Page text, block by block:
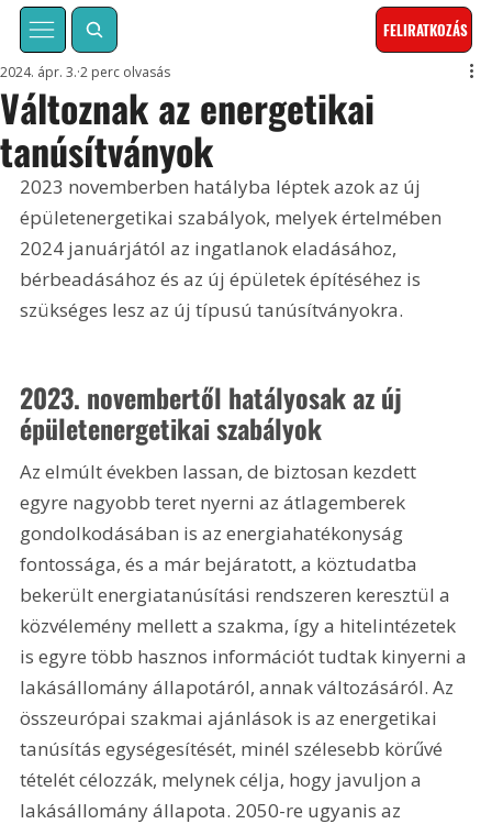
FELIRATKOZÁS
Változnak az energetikai
tanúsítványok
2024. ápr. 3. 2 perc olvasás
2023 novemberben hatályba léptek azok az új
épületenergetikai szabályok, melyek értelmében
2024 januárjától az ingatlanok eladásához,
bérbeadásához és az új épületek építéséhez is
szükséges lesz az új típusú tanúsítványokra.
2023. novembertől hatályosak az új
épületenergetikai szabályok
Az elmúlt években lassan, de biztosan kezdett
egyre nagyobb teret nyerni az átlagemberek
gondolkodásában is az energiahatékonyság
fontossága, és a már bejáratott, a köztudatba
bekerült energiatanúsítási rendszeren keresztül a
közvélemény mellett a szakma, így a hitelintézetek
is egyre több hasznos információt tudtak kinyerni a
lakásállomány állapotáról, annak változásáról. Az
összeurópai szakmai ajánlások is az energetikai
tanúsítás egységesítését, minél szélesebb körűvé
tételét célozzák, melynek célja, hogy javuljon a
lakásállomány állapota. 2050-re ugyanis az